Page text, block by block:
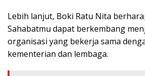
Lebih lanjut, Boki Ratu Nita
Sahabatmu dapat berkembang
organisasi yang bekerja sama
kementerian dan lembaga.